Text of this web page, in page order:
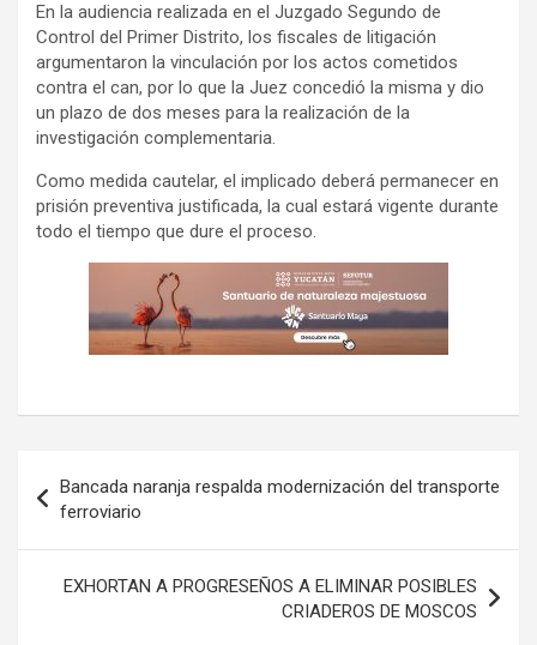
En la audiencia realizada en el Juzgado Segundo de
Control del Primer Distrito, los fiscales de litigación
argumentaron la vinculación por los actos cometidos
contra el can, por lo que la Juez concedió la misma y dio
un plazo de dos meses para la realización de la
investigación complementaria.
Como medida cautelar, el implicado deberá permanecer en
prisión preventiva justificada, la cual estará vigente durante
todo el tiempo que dure el proceso.
de
entradas
Bancada naranja respalda modernización del transporte
ferroviario
EXHORTAN A PROGRESEÑOS A ELIMINAR POSIBLES
CRIADEROS DE MOSCOS